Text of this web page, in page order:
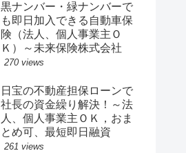
黒ナンバー・緑ナンバーで
も即日加入できる自動車保
険（法人、個人事業主Ｏ
Ｋ）～未来保険株式会社
270 views
日宝の不動産担保ローンで
社長の資金繰り解決！～法
人、個人事業主ＯＫ，おま
とめ可、最短即日融資
261 views